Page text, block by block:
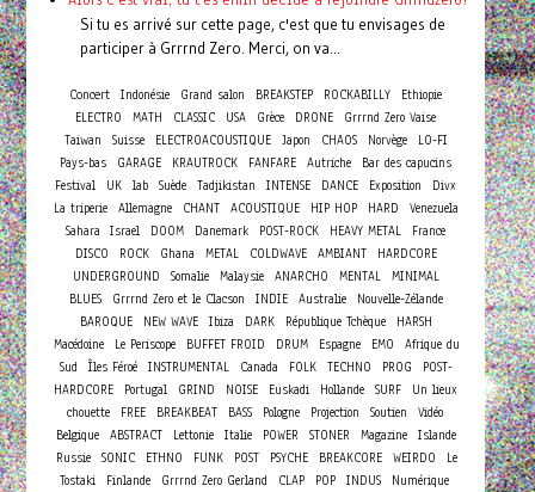
Si tu es arrivé sur cette page, c'est que tu envisages de
participer à Grrrnd Zero. Merci, on va...
Concert Indonésie Grand salon BREAKSTEP ROCKABILLY
Ethiopie
ELECTRO
MATH CLASSIC USA Grèce DRONE
Grrrnd Zero Vaise
Taiwan
Suisse ELECTROACOUSTIQUE Japon CHAOS Norvège
LO-FI
Pays-bas
GARAGE KRAUTROCK FANFARE Autriche
Bar des capucins
Festival
UK lab Suède Tadjikistan INTENSE DANCE Exposition
Divx
La triperie
Allemagne CHANT ACOUSTIQUE HIP HOP HARD
Venezuela
Sahara Israel DOOM Danemark POST-ROCK HEAVY METAL
France
DISCO
ROCK Ghana METAL COLDWAVE AMBIANT
HARDCORE
UNDERGROUND
Somalie Malaysie ANARCHO MENTAL
MINIMAL
BLUES
Grrrnd Zero et le Clacson INDIE Australie
Nouvelle-Zélande
BAROQUE
NEW WAVE Ibiza DARK République Tchèque
HARSH
Macédoine
Le Periscope BUFFET FROID DRUM Espagne EMO
Afrique du
Sud
Îles Féroé INSTRUMENTAL Canada FOLK TECHNO PROG
POST-
HARDCORE
Portugal GRIND NOISE Euskadi Hollande SURF
Un lieux
chouette
FREE BREAKBEAT BASS Pologne Projection Soutien
Vidéo
Belgique
ABSTRACT Lettonie Italie POWER STONER Magazine
Islande
Russie SONIC ETHNO FUNK POST PSYCHE BREAKCORE WEIRDO
Le
Tostaki
Finlande Grrrnd Zero Gerland CLAP POP INDUS
Numérique